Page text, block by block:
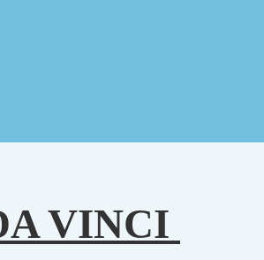
VINCI